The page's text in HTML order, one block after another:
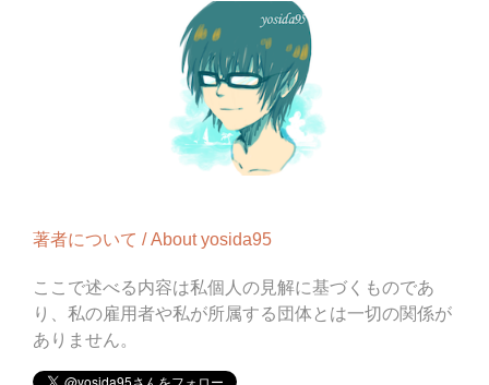
著者について / About yosida95
ここで述べる内容は私個人の見解に基づくものであ
り、私の雇用者や私が所属する団体とは一切の関係が
ありません。